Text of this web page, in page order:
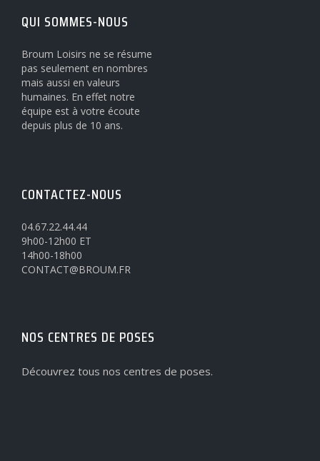
QUI SOMMES-NOUS
Broum Loisirs ne se résume
pas seulement en nombres
mais aussi en valeurs
humaines. En effet notre
équipe est à votre écoute
depuis plus de 10 ans.
CONTACTEZ-NOUS
04.67.22.44.44
9h00-12h00 ET
14h00-18h00
CONTACT@BROUM.FR
NOS CENTRES DE POSES
Découvrez tous nos centres de poses.